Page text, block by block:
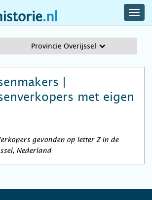
Provincie Overijssel
|
met eigen
gevonden op letter Z in de
Nederland